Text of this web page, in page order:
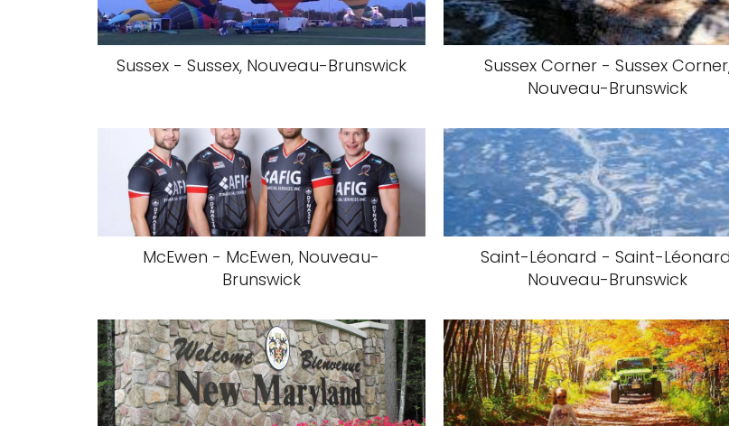
Sussex - Sussex, Nouveau-Brunswick
Sussex Corner - Sussex
Nouveau-Brunswick
McEwen - McEwen, Nouveau-
Brunswick
Saint-Léonard - Saint-
Nouveau-Brunswick